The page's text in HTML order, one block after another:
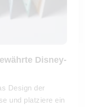
Disney-
Design der
und platziere ein